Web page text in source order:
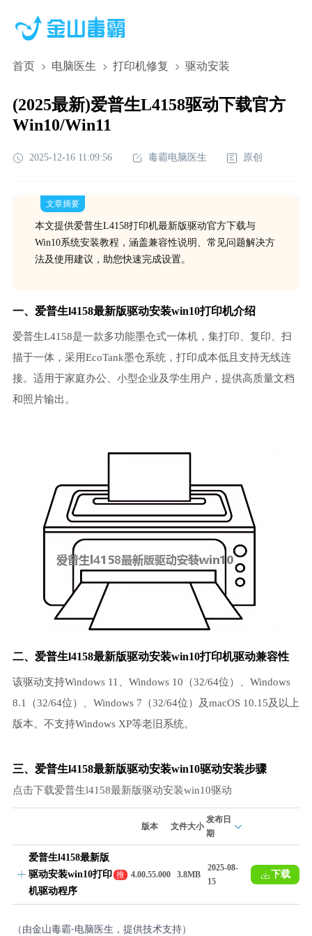
首页 电脑医生 打印机修复 驱动安装
(2025最新)爱普生L4158驱动下载官方
Win10/Win11
2025-12-16 11:09:56 毒霸电脑医生 原创
文章摘要
本文提供爱普生L4158打印机最新版驱动官方下载与
Win10系统安装教程，涵盖兼容性说明、常见问题解决方
法及使用建议，助您快速完成设置。
一、爱普生l4158最新版驱动安装win10打印机介绍
爱普生L4158是一款多功能墨仓式一体机，集打印、复印、扫
描于一体，采用EcoTank墨仓系统，打印成本低且支持无线连
接。适用于家庭办公、小型企业及学生用户，提供高质量文档
和照片输出。
二、爱普生l4158最新版驱动安装win10打印机驱动兼容性
该驱动支持Windows 11、Windows 10（32/64位）、Windows
8.1（32/64位）、Windows 7（32/64位）及macOS 10.15及以上
版本。不支持Windows XP等老旧系统。
三、爱普生l4158最新版驱动安装win10驱动安装步骤
点击下载爱普生l4158最新版驱动安装win10驱动
版本 文件大小
发布日
期
爱普生l4158最新版
驱动安装win10打印
机驱动程序
推
荐
4.00.55.000 3.8MB
2025-08-
15
下载
（由金山毒霸-电脑医生，提供技术支持）